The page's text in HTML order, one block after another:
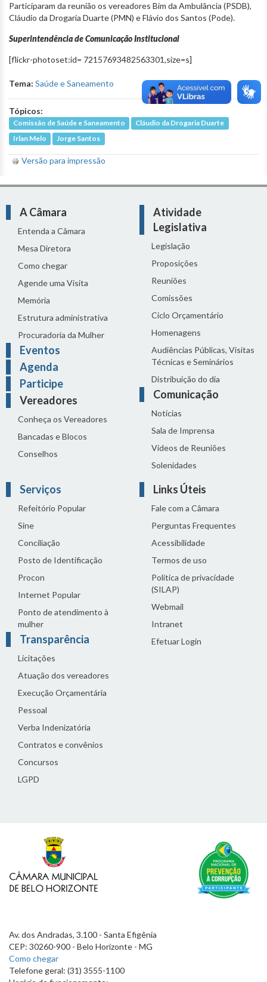
Participaram da reunião os vereadores Bim da Ambulância (PSDB),
Cláudio da Drogaria Duarte (PMN) e Flávio dos Santos (Pode).
Superintendência de Comunicação Institucional
[flickr-photoset:id= 72157693482563301,size=s]
Tema: Saúde e Saneamento
Tópicos:
Comissão de Saúde e Saneamento
Cláudio da Drogaria Duarte
Irlan Melo
Jorge Santos
Versão para impressão
A Câmara
Entenda a Câmara
Mesa Diretora
Como chegar
Agende uma Visita
Memória
Estrutura administrativa
Procuradoria da Mulher
Eventos
Agenda
Participe
Vereadores
Conheça os Vereadores
Bancadas e Blocos
Conselhos
Atividade
Legislativa
Legislação
Proposições
Reuniões
Comissões
Ciclo Orçamentário
Homenagens
Audiências Públicas, Visitas
Técnicas e Seminários
Distribuição do dia
Comunicação
Notícias
Sala de Imprensa
Vídeos de Reuniões
Solenidades
Serviços
Refeitório Popular
Sine
Conciliação
Posto de Identificação
Procon
Internet Popular
Ponto de atendimento à
mulher
Transparência
Licitações
Atuação dos vereadores
Execução Orçamentária
Pessoal
Verba Indenizatória
Contratos e convênios
Concursos
LGPD
Links Úteis
Fale com a Câmara
Perguntas Frequentes
Acessibilidade
Termos de uso
Política de privacidade
(SILAP)
Webmail
Intranet
Efetuar Login
Av. dos Andradas, 3.100 - Santa Efigênia
CEP: 30260-900 - Belo Horizonte - MG
Como chegar
Telefone geral: (31) 3555-1100